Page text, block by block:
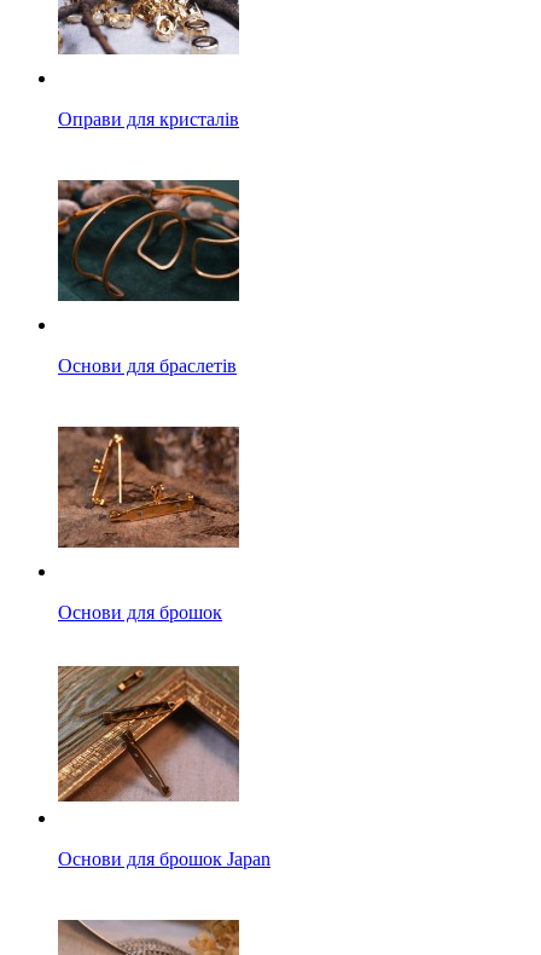
Оправи для кристалів
Основи для браслетів
Основи для брошок
Основи для брошок Japan